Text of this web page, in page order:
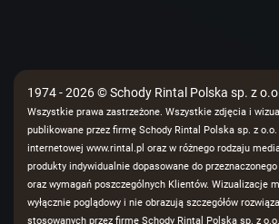
1974 - 2026 © Schody Rintal Polska sp. z
Wszystkie prawa zastrzeżone. Wszystkie zdjęcia i
publikowane przez firmę Schody Rintal Polska sp. z
internetowej www.rintal.pl oraz w różnego rodzaju
produkty indywidualnie dopasowane do
oraz wymagań poszczególnych Klientów. Wizualizacje
wyłącznie poglądowy i nie obrazują szczegółów
stosowanych przez firmę Schody Rintal Polska sp. z